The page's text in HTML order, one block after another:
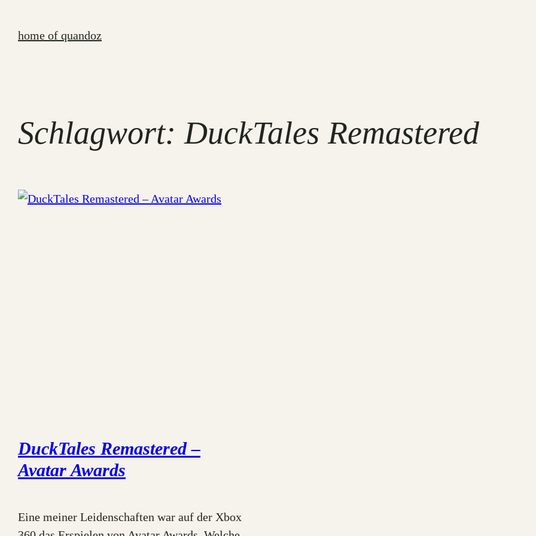
springen
home of quandoz
Schlagwort:DuckTales Remastered
DuckTales Remastered –
Avatar Awards
Eine meiner Leidenschaften war auf der Xbox